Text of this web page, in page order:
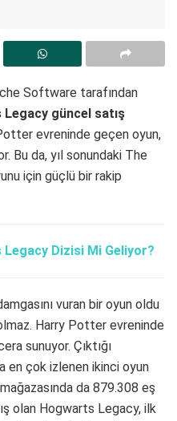
Software tarafından
Legacy güncel satış
evreninde geçen oyun,
Bu da, yıl sonundaki The
için güçlü bir rakip
Legacy Dizisi Mi Geliyor?
vuran bir oyun oldu
Harry Potter evreninde
sunuyor. Çıktığı
çok izlenen ikinci oyun
da 879.308 eş
olan Hogwarts Legacy, ilk